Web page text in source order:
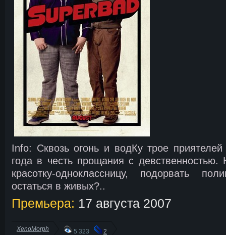
Info: Сквозь огонь и водКу трое
года в честь прощания с девственностью.
красотку-одноклассницу, подорвать
остаться в живых?..
Премьера: 17 августа 2007
XenoMorph 5 323 2